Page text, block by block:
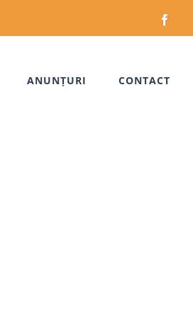
ANUNȚURI CONTACT